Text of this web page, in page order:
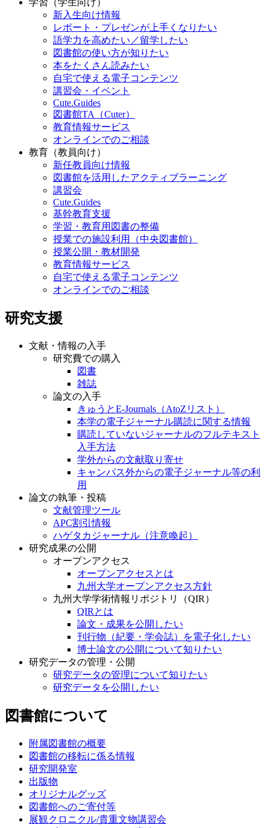
新入生向け情報
レポート・プレゼンが上手くなりたい
語学力を高めたい／留学したい
図書館の使い方が知りたい
本をたくさん読みたい
自宅で使える電子コンテンツ
講習会・イベント
Cute.Guides
図書館TA（Cuter）
教育情報サービス
オンラインでのご相談
教育（教員向け）
新任教員向け情報
図書館を活用したアクティブラーニング
講習会
Cute.Guides
基幹教育支援
学習・教育用図書の整備
授業での施設利用（中央図書館）
授業公開・教材開発
教育情報サービス
自宅で使える電子コンテンツ
オンラインでのご相談
研究支援
文献・情報の入手
研究費での購入
図書
雑誌
論文の入手
きゅうとE-Journals（AtoZリスト）
本学の電子ジャーナル購読に関する情報
購読していないジャーナルのフルテキスト
入手方法
学外からの文献取り寄せ
キャンパス外からの電子ジャーナル等の利
用
論文の執筆・投稿
文献管理ツール
APC割引情報
ハゲタカジャーナル（注意喚起）
研究成果の公開
オープンアクセス
オープンアクセスとは
九州大学オープンアクセス方針
九州大学学術情報リポジトリ（QIR）
QIRとは
論文・成果を公開したい
刊行物（紀要・学会誌）を電子化したい
博士論文の公開について知りたい
研究データの管理・公開
研究データの管理について知りたい
研究データを公開したい
図書館について
附属図書館の概要
図書館の移転に係る情報
研究開発室
出版物
オリジナルグッズ
図書館へのご寄付等
展観クロニクル/貴重文物講習会